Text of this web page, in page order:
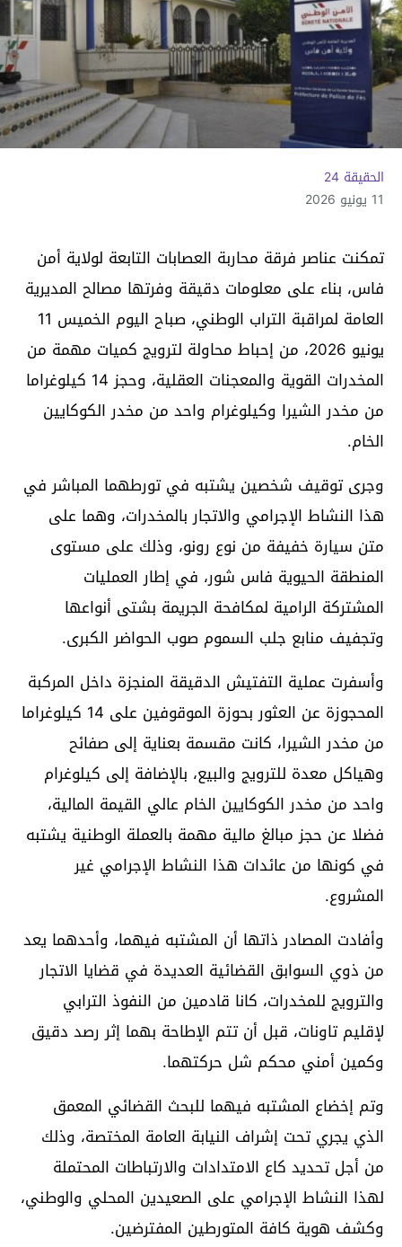
الحقيقة 24
11 يونيو 2026
تمكنت عناصر فرقة محاربة العصابات التابعة لولاية أمن
فاس، بناء على معلومات دقيقة وفرتها مصالح المديرية
العامة لمراقبة التراب الوطني، صباح اليوم الخميس 11
يونيو 2026، من إحباط محاولة لترويج كميات مهمة من
المخدرات القوية والمعجنات العقلية، وحجز 14 كيلوغراما
من مخدر الشيرا وكيلوغرام واحد من مخدر الكوكايين
الخام.
وجرى توقيف شخصين يشتبه في تورطهما المباشر في
هذا النشاط الإجرامي والاتجار بالمخدرات، وهما على
متن سيارة خفيفة من نوع رونو، وذلك على مستوى
المنطقة الحيوية فاس شور، في إطار العمليات
المشتركة الرامية لمكافحة الجريمة بشتى أنواعها
وتجفيف منابع جلب السموم صوب الحواضر الكبرى.
وأسفرت عملية التفتيش الدقيقة المنجزة داخل المركبة
المحجوزة عن العثور بحوزة الموقوفين على 14 كيلوغراما
من مخدر الشيرا، كانت مقسمة بعناية إلى صفائح
وهياكل معدة للترويج والبيع، بالإضافة إلى كيلوغرام
واحد من مخدر الكوكايين الخام عالي القيمة المالية،
فضلا عن حجز مبالغ مالية مهمة بالعملة الوطنية يشتبه
في كونها من عائدات هذا النشاط الإجرامي غير
المشروع.
وأفادت المصادر ذاتها أن المشتبه فيهما، وأحدهما يعد
من ذوي السوابق القضائية العديدة في قضايا الاتجار
والترويج للمخدرات، كانا قادمين من النفوذ الترابي
لإقليم تاونات، قبل أن تتم الإطاحة بهما إثر رصد دقيق
وكمين أمني محكم شل حركتهما.
وتم إخضاع المشتبه فيهما للبحث القضائي المعمق
الذي يجري تحت إشراف النيابة العامة المختصة، وذلك
من أجل تحديد كاع الامتدادات والارتباطات المحتملة
لهذا النشاط الإجرامي على الصعيدين المحلي والوطني،
وكشف هوية كافة المتورطين المفترضين.